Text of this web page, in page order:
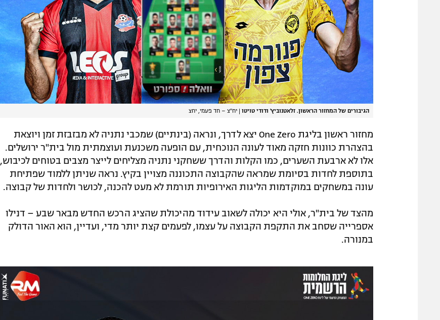
הגיבורים של המחזור הראשון. זלאטנוביץ' ודודי טויטו | יח"צ – חד פעמי, יחצ
מחזור ראשון בליגת One Zero יצא לדרך, ונראה (בינתיים) שמכבי נתניה לא מבזבזת זמן ויוצאת
בהצהרת כוונות חזקה מאוד לעונה הנוכחית, עם הופעה משכנעת ועוצמתית מול בית"ר ירושלים.
אלו לא ארבעת השערים, כמו הקלות והדרך ששחקני נתניה מצליחים לייצר מצבים בטוחים לכיבוש,
בתוספת לחדות בסיומת שמראה שהקבוצה התכוננה מצויין בקיץ. נראה שניתן ללמוד שפתיחת
עונה במשחקים במוקדמות הליגות האירופיות תורמת לא מעט להכנה, לכושר ולחדות של קבוצה.
מהצד של בית"ר, אולי היא יכולה לשאוב עידוד מהיכולת שהציג הרכש החדש מבאר שבע – דנילו
אספרייה שסחב את התקפת הקבוצה על עצמו, לפעמים קצת יותר מדי, ועדיין, הוא האור הדולק
במנורה.